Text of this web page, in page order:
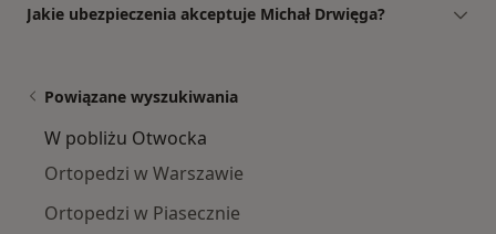
Jakie ubezpieczenia akceptuje Michał Drwięga?
Powiązane wyszukiwania
W pobliżu Otwocka
Ortopedzi w Warszawie
Ortopedzi w Piasecznie